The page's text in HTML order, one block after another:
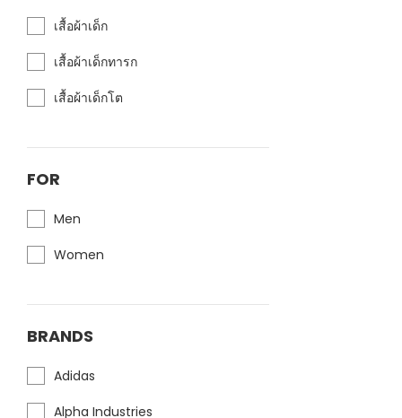
เสื้อผ้าเด็ก
เสื้อผ้าเด็กทารก
เสื้อผ้าเด็กโต
FOR
Men
Women
BRANDS
Adidas
Alpha Industries